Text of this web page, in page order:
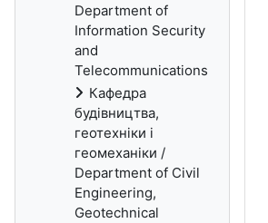
Department of
Information Security
and
Telecommunications
Кафедра
будівництва,
геотехніки і
геомеханіки /
Department of Civil
Engineering,
Geotechnical